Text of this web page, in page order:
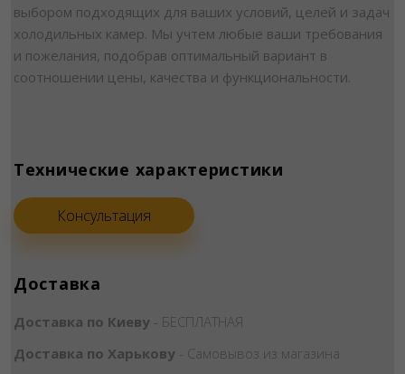
выбором подходящих для ваших условий, целей и задач
холодильных камер. Мы учтем любые ваши требования
и пожелания, подобрав оптимальный вариант в
соотношении цены, качества и функциональности.
Технические характеристики
Консультация
Доставка
Доставка по Киеву - БЕСПЛАТНАЯ
Доставка по Харькову - Самовывоз из магазина